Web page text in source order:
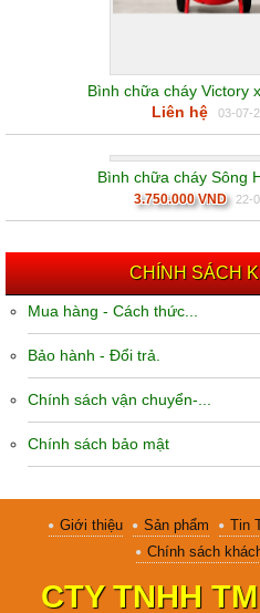
Bình chữa cháy Victory
Liên hệ
03-07-
Bình chữa cháy Sông
3.750.000 VND 22-
CHÍNH SÁCH
Mua hàng - Cách thức...
Bảo hành - Đổi trả.
Chính sách vận chuyển-...
Chính sách bảo mật
Giới thiệu Sản phẩm Tin
Chính sách
CTY TNHH